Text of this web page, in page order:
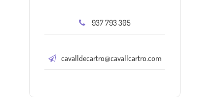
937 793 305
cavalldecartro@cavallcartro.com